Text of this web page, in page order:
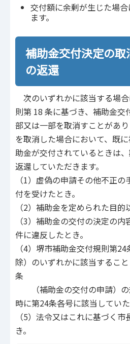
交付額に余剰が生じた場
ます。
補助金交付決定の
の返還
次のいずれかに該当する場
則第 18 条に基づき、補助金交
部又は一部を取消すことがあ
を取消した場合において、既
助金が交付されているときは
返還していただきます。
（1）虚偽の申請その他不正
付を受けたとき。
（2）補助金を定められた目的
（3）補助金の交付の決定の
件に違反したとき。
（4）堺市補助金交付規則第
除）のいずれかに該当するこ
条
（補助金の交付の申請）の
時に第24条各号に該当してい
（5）法令又はこれに基づく
き。